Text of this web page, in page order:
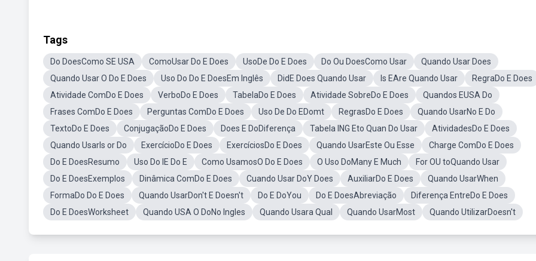
Tags
Do DoesComo SE USA ComoUsar Do E Does UsoDe Do E Does Do Ou DoesComo Usar
Quando Usar Does
Quando Usar O Do E Does
Uso Do Do E DoesEm Inglês DidE Does Quando Usar Is EAre Quando Usar
RegraDo E Does
Atividade ComDo E Does
VerboDo E Does TabelaDo E Does Atividade SobreDo E Does
Quandos EUSA Do
Frases ComDo E Does
Perguntas ComDo E Does Uso De Do EDomt RegrasDo E Does
Quando UsarNo E Do
TextoDo E Does
ConjugaçãoDo E Does Does E DoDiferença Tabela ING Eto Quan Do Usar
AtividadesDo E Does
Quando UsarIs or Do
ExercícioDo E Does ExercíciosDo E Does Quando UsarEste Ou Esse
Charge ComDo E Does
Do E DoesResumo
Uso Do IE Do E Como UsamosO Do E Does O Uso DoMany E Much
For OU toQuando Usar
Do E DoesExemplos
Dinâmica ComDo E Does Cuando Usar DoY Does AuxiliarDo E Does
Quando UsarWhen
FormaDo Do E Does
Quando UsarDon't E Doesn't Do E DoYou Do E DoesAbreviação
Diferença EntreDo E Does
Do E DoesWorksheet
Quando USA O DoNo Ingles Quando Usara Qual Quando UsarMost Quando UtilizarDoesn't